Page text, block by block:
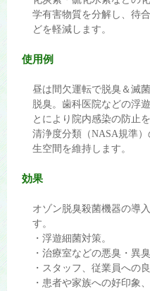
学有害物質を分解し、待
どを軽減します。
使用例
昼は間欠運転で脱臭＆滅
脱臭。歯科医院などの浮
とにより院内感染の防止
清浄度分類（NASA規準
生空間を維持します。
効果
オゾン脱臭殺菌機器の導
す。
・浮遊細菌対策。
・治療室などの悪臭・異
・スタッフ、従業員への
・患者や家族への好印象